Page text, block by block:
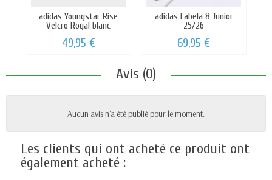
adidas Youngstar Rise
Velcro Royal blanc
49,95 €
adidas Fabela 8 Junior
25/26
69,95 €
Avis (0)
Aucun avis n'a été publié pour le moment.
Les clients qui ont acheté ce produit ont
également acheté :